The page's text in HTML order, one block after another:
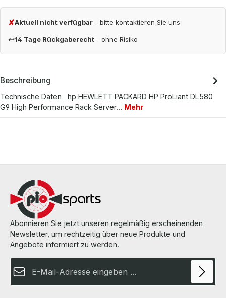
✘Aktuell nicht verfügbar - bitte kontaktieren Sie uns
↩14 Tage Rückgaberecht - ohne Risiko
Beschreibung
Technische Daten hp HEWLETT PACKARD HP ProLiant DL580
G9 High Performance Rack Server… Mehr
Abonnieren Sie jetzt unseren regelmäßig erscheinenden
Newsletter, um rechtzeitig über neue Produkte und
Angebote informiert zu werden.